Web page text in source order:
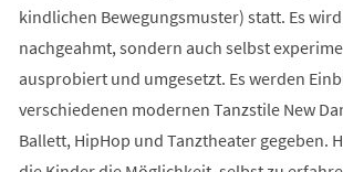
kindlichen Bewegungsmuster) statt. Es
nachgeahmt, sondern auch selbst
ausprobiert und umgesetzt. Es werden
verschiedenen modernen Tanzstile New
Ballett, HipHop und Tanztheater gegeben.